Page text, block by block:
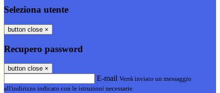
Seleziona utente
button close ×
Recupero password
button close ×
E-mail Verrà inviato un messaggio
all'indirizzo indicato con le istruzioni necessarie.